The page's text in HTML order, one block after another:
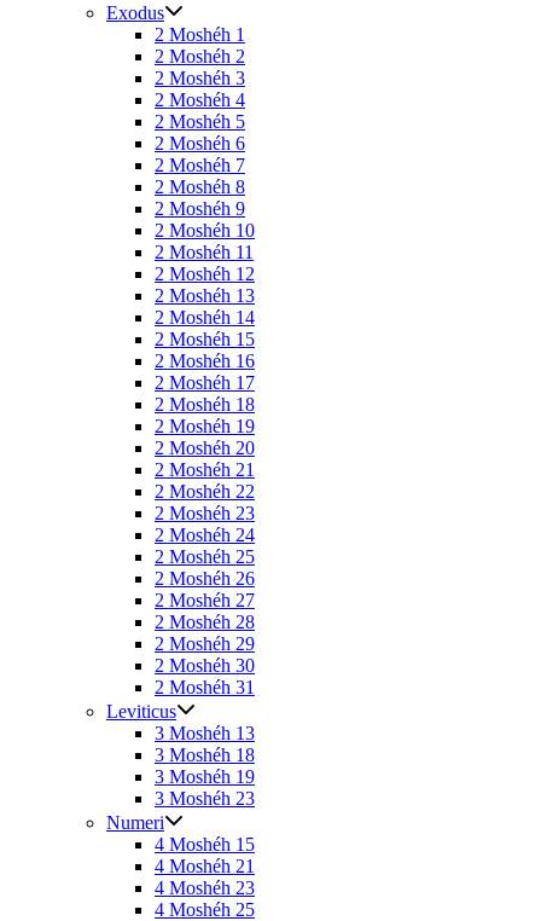
Exodus
2 Moshéh 1
2 Moshéh 2
2 Moshéh 3
2 Moshéh 4
2 Moshéh 5
2 Moshéh 6
2 Moshéh 7
2 Moshéh 8
2 Moshéh 9
2 Moshéh 10
2 Moshéh 11
2 Moshéh 12
2 Moshéh 13
2 Moshéh 14
2 Moshéh 15
2 Moshéh 16
2 Moshéh 17
2 Moshéh 18
2 Moshéh 19
2 Moshéh 20
2 Moshéh 21
2 Moshéh 22
2 Moshéh 23
2 Moshéh 24
2 Moshéh 25
2 Moshéh 26
2 Moshéh 27
2 Moshéh 28
2 Moshéh 29
2 Moshéh 30
2 Moshéh 31
Leviticus
3 Moshéh 13
3 Moshéh 18
3 Moshéh 19
3 Moshéh 23
Numeri
4 Moshéh 15
4 Moshéh 21
4 Moshéh 23
4 Moshéh 25